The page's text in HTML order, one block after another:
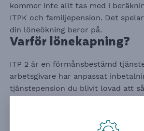
kommer inte allt tas med i
ITPK och familjepension. Det
din löneökning beror på.
Varför lönekapning?
ITP 2 är en förmånsbestämd
arbetsgivare har anpassat
tjänstepension du blivit lovad att
arbetsgivare att betala för din ITP